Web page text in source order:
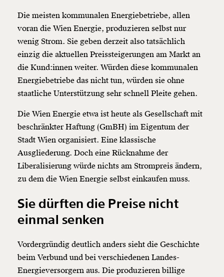
Die meisten kommunalen Energiebetriebe, allen
voran die Wien Energie, produzieren selbst nur
wenig Strom. Sie geben derzeit also tatsächlich
einzig die aktuellen Preissteigerungen am Markt an
die Kund:innen weiter. Würden diese kommunalen
Energiebetriebe das nicht tun, würden sie ohne
staatliche Unterstützung sehr schnell Pleite gehen.
Die Wien Energie etwa ist heute als Gesellschaft mit
beschränkter Haftung (GmBH) im Eigentum der
Stadt Wien organisiert. Eine klassische
Ausgliederung. Doch eine Rücknahme der
Liberalisierung würde nichts am Strompreis ändern,
zu dem die Wien Energie selbst einkaufen muss.
Sie dürften die Preise nicht
einmal senken
Vordergründig deutlich anders sieht die Geschichte
beim Verbund und bei verschiedenen Landes-
Energieversorgern aus. Die produzieren billige